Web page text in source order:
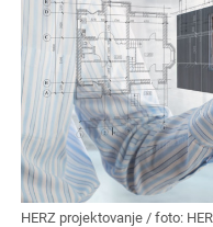
HERZ projektovanje / foto: